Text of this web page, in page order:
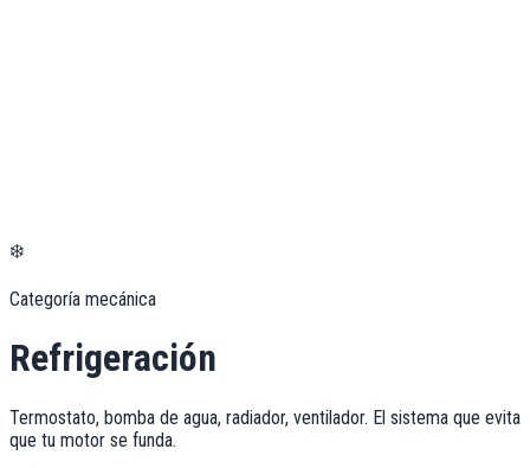
❄️
Categoría mecánica
Refrigeración
Termostato, bomba de agua, radiador, ventilador. El sistema que evita
que tu motor se funda.